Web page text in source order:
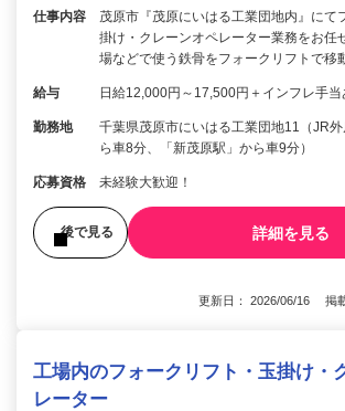
仕事内容
茂原市『茂原にいはる工業団地内』にて
掛け・クレーンオペレーター業務をお任
場などで使う鉄骨をフォークリフトで
給与 日給12,000円～17,500円＋インフレ手当
勤務地
千葉県茂原市にいはる工業団地11（JR
ら車8分、「新茂原駅」から車9分）
応募資格 未経験大歓迎！
後で見る 詳細を見る
更新日： 2026/06/16 掲
工場内のフォークリフト・玉掛け・
レーター